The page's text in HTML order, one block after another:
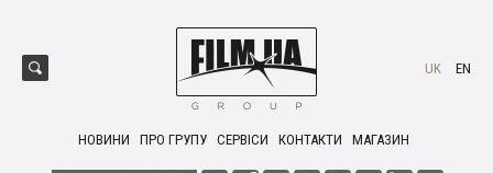
НОВИНИ ПРО ГРУПУ СЕРВІСИ КОНТАКТИ МАГАЗИН
UK EN